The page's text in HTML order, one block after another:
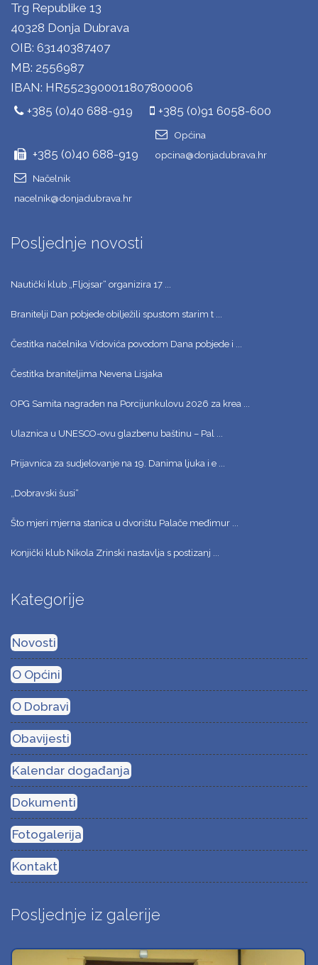
Trg Republike 13
40328 Donja Dubrava
OIB: 63140387407
MB: 2556987
IBAN: HR5523900011807800006
+385 (0)40 688-919
+385 (0)91 6058-600
+385 (0)40 688-919
Općina
opcina@donjadubrava.hr
Načelnik
nacelnik@donjadubrava.hr
Posljednje novosti
Nautički klub „Fljojsar“ organizira 17 ...
Branitelji Dan pobjede obilježili spustom starim t ...
Čestitka načelnika Vidovića povodom Dana pobjede i ...
Čestitka braniteljima Nevena Lisjaka
OPG Samita nagrađen na Porcijunkulovu 2026 za krea ...
Ulaznica u UNESCO-ovu glazbenu baštinu – Pal ...
Prijavnica za sudjelovanje na 19. Danima ljuka i e ...
„Dobravski šusi“
Što mjeri mjerna stanica u dvorištu Palače međimur ...
Konjički klub Nikola Zrinski nastavlja s postizanj ...
Kategorije
Novosti
O Općini
O Dobravi
Obavijesti
Kalendar događanja
Dokumenti
Fotogalerija
Kontakt
Posljednje iz galerije